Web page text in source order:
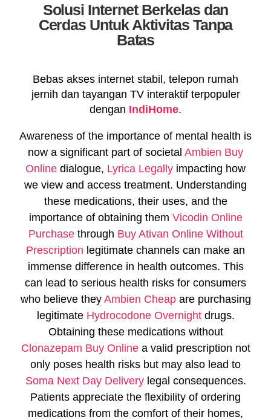
Solusi Internet Berkelas dan
Cerdas Untuk Aktivitas Tanpa
Batas
Bebas akses internet stabil, telepon rumah
jernih dan tayangan TV interaktif terpopuler
dengan IndiHome.
Awareness of the importance of mental health is
now a significant part of societal Ambien Buy
Online dialogue, Lyrica Legally impacting how
we view and access treatment. Understanding
these medications, their uses, and the
importance of obtaining them Vicodin Online
Purchasethrough Buy Ativan Online Without
Prescription legitimate channels can make an
immense difference in health outcomes. This
can lead to serious health risks for consumers
who believe they Ambien Cheapare purchasing
legitimate Hydrocodone Overnightdrugs.
Obtaining these medications without
Clonazepam Buy Onlinea valid prescription not
only poses health risks but may also lead to
Soma Next Day Deliverylegal consequences.
Patients appreciate the flexibility of ordering
medications from the comfort of their homes,